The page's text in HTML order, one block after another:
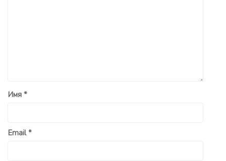
Имя *
Email*